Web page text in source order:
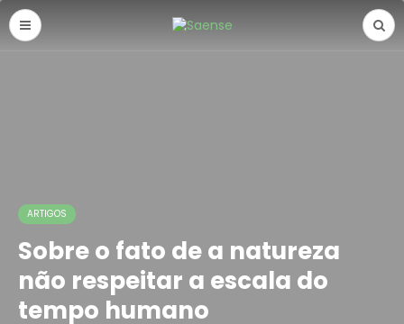
ARTIGOS
Sobre o fato de a natureza
não respeitar a escala do
tempo humano